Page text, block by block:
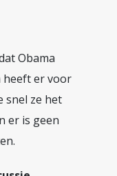
Obama
heeft er voor
snel ze het
er is geen